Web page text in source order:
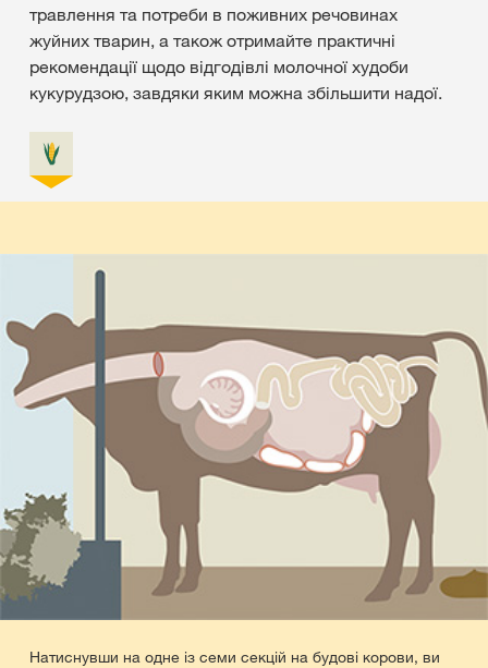
травлення та потреби в поживних речовинах
жуйних тварин, а також отримайте практичні
рекомендації щодо відгодівлі молочної худоби
кукурудзою, завдяки яким можна збільшити надої.
Натиснувши на одне із семи секцій на будові корови, ви